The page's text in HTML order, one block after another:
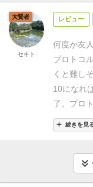
力を持ち
ります（
す）。 カ
載されて
クが見え
す。この
となり、
また、永
イされた
なくなり
イ感とテ
格帯と内
動でも起
＋比較的
クが似通
のカード
性が薄い
りさせて
り違和感
イしたら
んて普通
レビュー
何度か友
プロトコ
くと難し
10になれ
了。 プロ
ありませ
する物、
がありま
続きを見
大賢者
セキト